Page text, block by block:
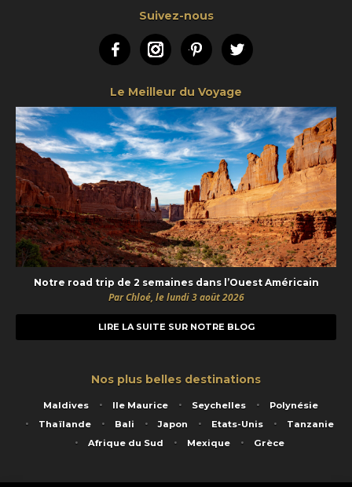
Suivez-nous
FacebookInstagramPinterestTwitter
Le Meilleur du Voyage
Notre road trip de 2 semaines dans l’Ouest Américain
Par Chloé, le lundi 3 août 2026
LIRE LA SUITE SUR NOTRE BLOG
Nos plus belles destinations
Maldives Ile Maurice Seychelles
Polynésie
Thaïlande
Bali Japon Etats-Unis
Tanzanie
Afrique du Sud
Mexique Grèce